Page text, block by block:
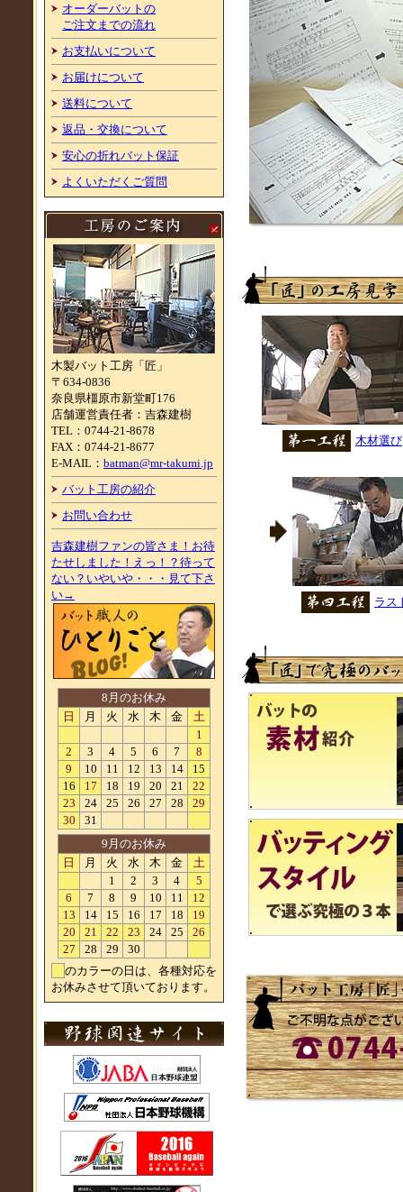
オーダーバットの
ご注文までの流れ
お支払いについて
お届けについて
送料について
返品・交換について
安心の折れバット保証
よくいただくご質問
木製バット工房「匠」
〒634-0836
奈良県橿原市新堂町176
店舗運営責任者：吉森建樹
TEL：0744-21-8678
FAX：0744-21-8677
E-MAIL： batman@mr-takumi.jp
バット工房の紹介
お問い合わせ
吉森建樹ファンの皆さま！お待
たせしました！えっ！？待って
ない？いやいや・・・見て下さ
い→
8月のお休み
日
月 火 水 木 金
土
1
2
3 4 5 6 7
8
9
10 11 12 13 14
15
16
17 18 19 20 21
22
23
24 25 26 27 28
29
30
31
9月のお休み
日
月 火 水 木 金
土
1
2 3 4
5
6
7 8 9 10 11
12
13
14 15 16 17 18
19
20
21 22 23 24 25
26
27
28 29
30
のカラーの日は、各種対応を
お休みさせて頂いております。
木材選び
ラス